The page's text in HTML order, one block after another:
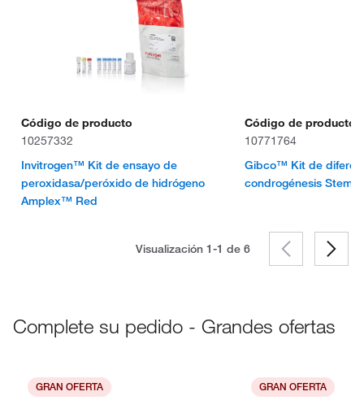
Código de producto
10257332
Invitrogen™ Kit de ensayo de
peroxidasa/peróxido de hidrógeno
Amplex™ Red
Código de producto
10771764
Gibco™ Kit de
condrogénesis
Visualización 1-1 de 6
Complete su pedido - Grandes ofertas
GRAN OFERTA GRAN OFERTA